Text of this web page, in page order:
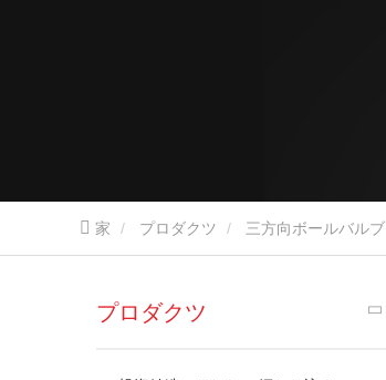
家 プロダクツ 三方向ボールバルブ
プロダクツ